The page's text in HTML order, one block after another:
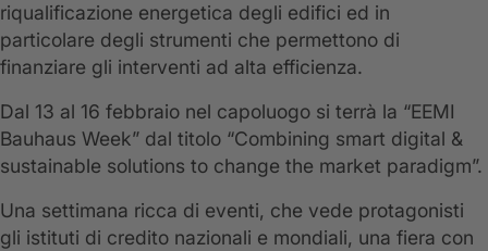
riqualificazione energetica degli edifici ed in
particolare degli strumenti che permettono di
finanziare gli interventi ad alta efficienza.
Dal 13 al 16 febbraio nel capoluogo si terrà la “EEMI
Bauhaus Week” dal titolo “Combining smart digital &
sustainable solutions to change the market paradigm”.
Una settimana ricca di eventi, che vede protagonisti
gli istituti di credito nazionali e mondiali, una fiera con